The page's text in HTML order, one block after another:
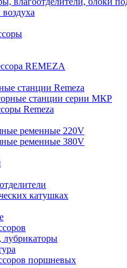
REMEZA
станции Remeza
станции серии МКР
Remeza
ременные 220V
ременные 380V
катушках
поршневых